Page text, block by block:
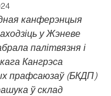
канферэнцыя
у Жэневе
палітвязня і
Кангрэса
прафсаюзаў (БКДП)
ў склад